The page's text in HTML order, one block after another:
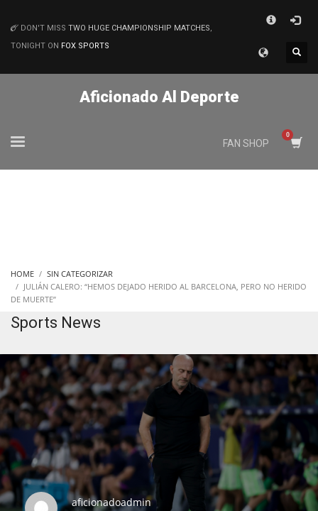
MATCHES
DON'T MISS TWO HUGE CHAMPIONSHIP MATCHES,
TONIGHT ON FOX SPORTS
Aficionado Al Deporte
FAN SHOP
HOME
SIN CATEGORIZAR
JULIÁN CALERO: “HEMOS DEJADO HERIDO AL BARCELONA, PERO NO HERIDO
DE MUERTE”
Sports News
aficionadoadmin